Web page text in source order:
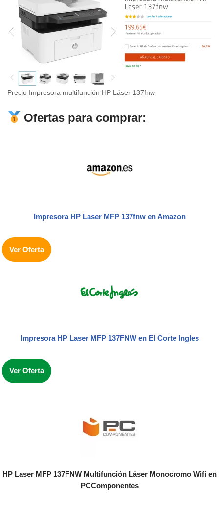
Precio Impresora multifunción HP Láser 137fnw
Ofertas para comprar:
Impresora HP Laser MFP 137fnw en Amazon
Ver Oferta
Impresora HP Laser MFP 137FNW en El Corte Ingles
Ver Oferta
HP Laser MFP 137FNW Multifunción Láser Monocromo Wifi en
PCComponentes